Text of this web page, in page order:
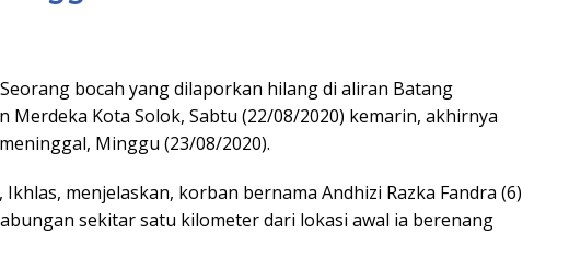
Seorang bocah yang dilaporkan hilang di aliran Batang
Merdeka Kota Solok, Sabtu (22/08/2020) kemarin, akhirnya
Minggu (23/08/2020).
Ikhlas, menjelaskan, korban bernama Andhizi Razka Fandra (6)
sekitar satu kilometer dari lokasi awal ia berenang